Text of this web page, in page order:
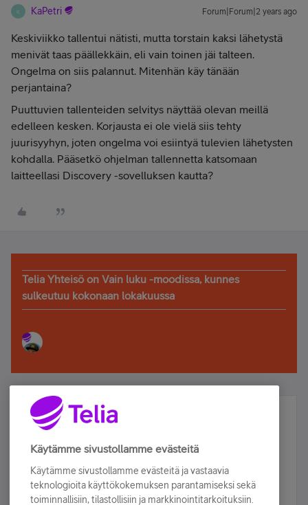
K KaPetri Forum|Forum|2 years ago
Keskiviikko tallentui nätisti, mutta torstain kaksi lähetystä
menivät taas päällekkäin, eli vain toinen jäi talteen.
Ongelma on siis palannut. Mitenhän käy tänään
perjantaina?
Puuttuvien tallenteiden selvitys näyttää olevan meillä
edelleen kesken. Korjausta ei ole vielä siis tehty
juurisyyhyn, joten ongelma voi esiintyä tulevien lähetysten
kohdalla. Pääsetkö ohjelman tallennetta katsomaan
laitteellasi Discovery -sovelluksen kautta?
Telia Yhteisö on Vain luku -moodissa, kunnes
sulkeutuu kokonaan lokakuussa
Älä jää paitsi – osallistu ja voita!
Tilaa Telian uutiskirje ja olet mukana arvonnassa.
sähköpostiisi.
Käytämme sivustollamme evästeitä
Käytämme sivustollamme evästeitä ja vastaavia
teknologioita käyttökokemuksen parantamiseksi sekä
toiminnallisiin, tilastollisiin ja markkinointitarkoituksiin.